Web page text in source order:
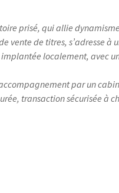
prisé, qui allie
vente de titres, s’adresse
localement, avec
par un
transaction sécurisée à